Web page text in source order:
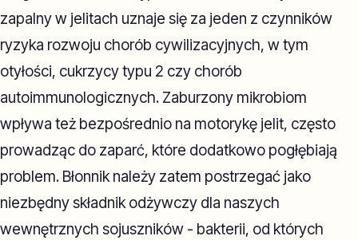
zapalny w jelitach uznaje się za jeden z czynników
ryzyka rozwoju chorób cywilizacyjnych, w tym
otyłości, cukrzycy typu 2 czy chorób
autoimmunologicznych. Zaburzony mikrobiom
wpływa też bezpośrednio na motorykę jelit, często
prowadząc do zaparć, które dodatkowo pogłębiają
problem. Błonnik należy zatem postrzegać jako
niezbędny składnik odżywczy dla naszych
wewnętrznych sojuszników - bakterii, od których